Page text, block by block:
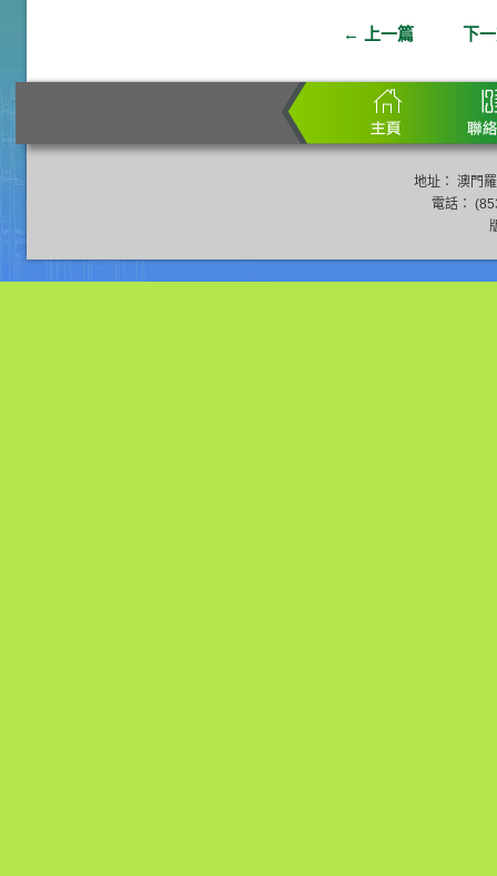
← 上一篇 下
地址： 澳門
電話：